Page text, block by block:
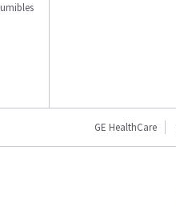
GE HealthCare